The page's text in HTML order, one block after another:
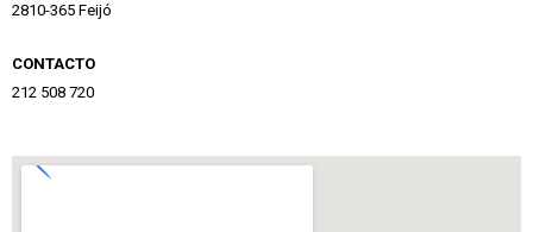
2810-365 Feijó
CONTACTO
212 508 720